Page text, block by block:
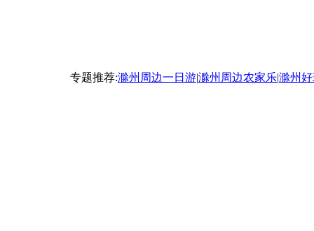
专题推荐:滁州周边一日游|滁州周边农家乐|滁州